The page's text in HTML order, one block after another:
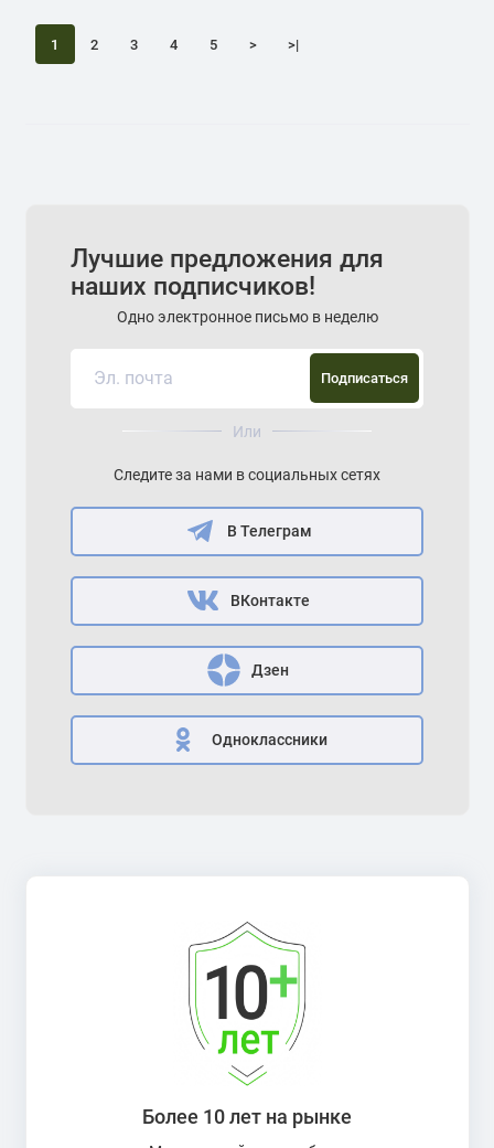
1 2 3 4 5 > >|
Лучшие предложения для
наших подписчиков!
Одно электронное письмо в неделю
Подписаться
Или
Следите за нами в социальных сетях
В Телеграм
ВКонтакте
Дзен
Одноклассники
Более 10 лет на рынке